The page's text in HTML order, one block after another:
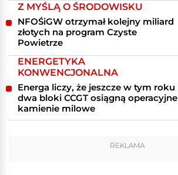
Z MYŚLĄ O ŚRODOWISKU
NFOŚiGW otrzymał kolejny miliard
złotych na program Czyste
Powietrze
ENERGETYKA
KONWENCJONALNA
Energa liczy, że jeszcze w tym roku
dwa bloki CCGT osiągną operacyjne
kamienie milowe
REKLAMA